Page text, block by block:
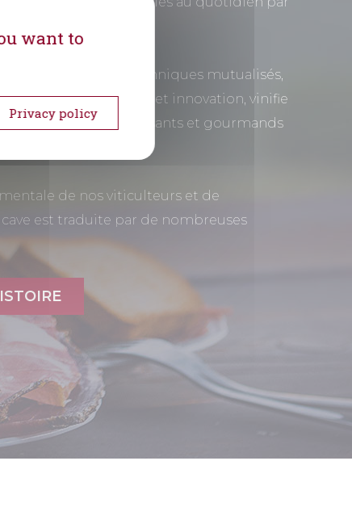
des moyens techniques mutualisés,
talent, tradition et innovation, vinifie
vins accessibles, plaisants et gourmands
de nos viticulteurs et de
cave est traduite par de nombreuses
want to
Privacy policy